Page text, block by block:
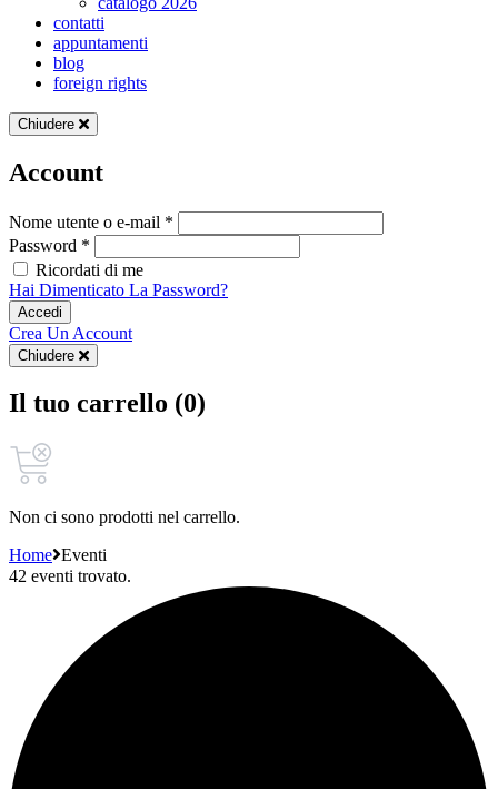
contatti
appuntamenti
blog
foreign rights
Chiudere
Account
Nome utente o e-mail *
Password *
Ricordati di me
Hai Dimenticato La Password?
Accedi
Crea Un Account
Chiudere
Il tuo carrello (0)
Non ci sono prodotti nel carrello.
Home Eventi
42 eventi trovato.